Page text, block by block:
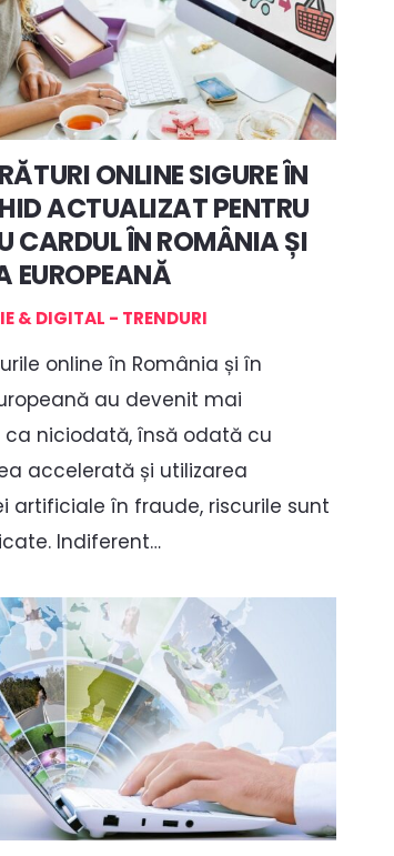
ONLINE SIGURE ÎN
ACTUALIZAT PENTRU
CARDUL ÎN ROMÂNIA ȘI
EUROPEANĂ
& DIGITAL - TRENDURI
online în România și în
au devenit mai
ca niciodată, însă odată cu
accelerată și utilizarea
artificiale în fraude, riscurile sunt
Indiferent…